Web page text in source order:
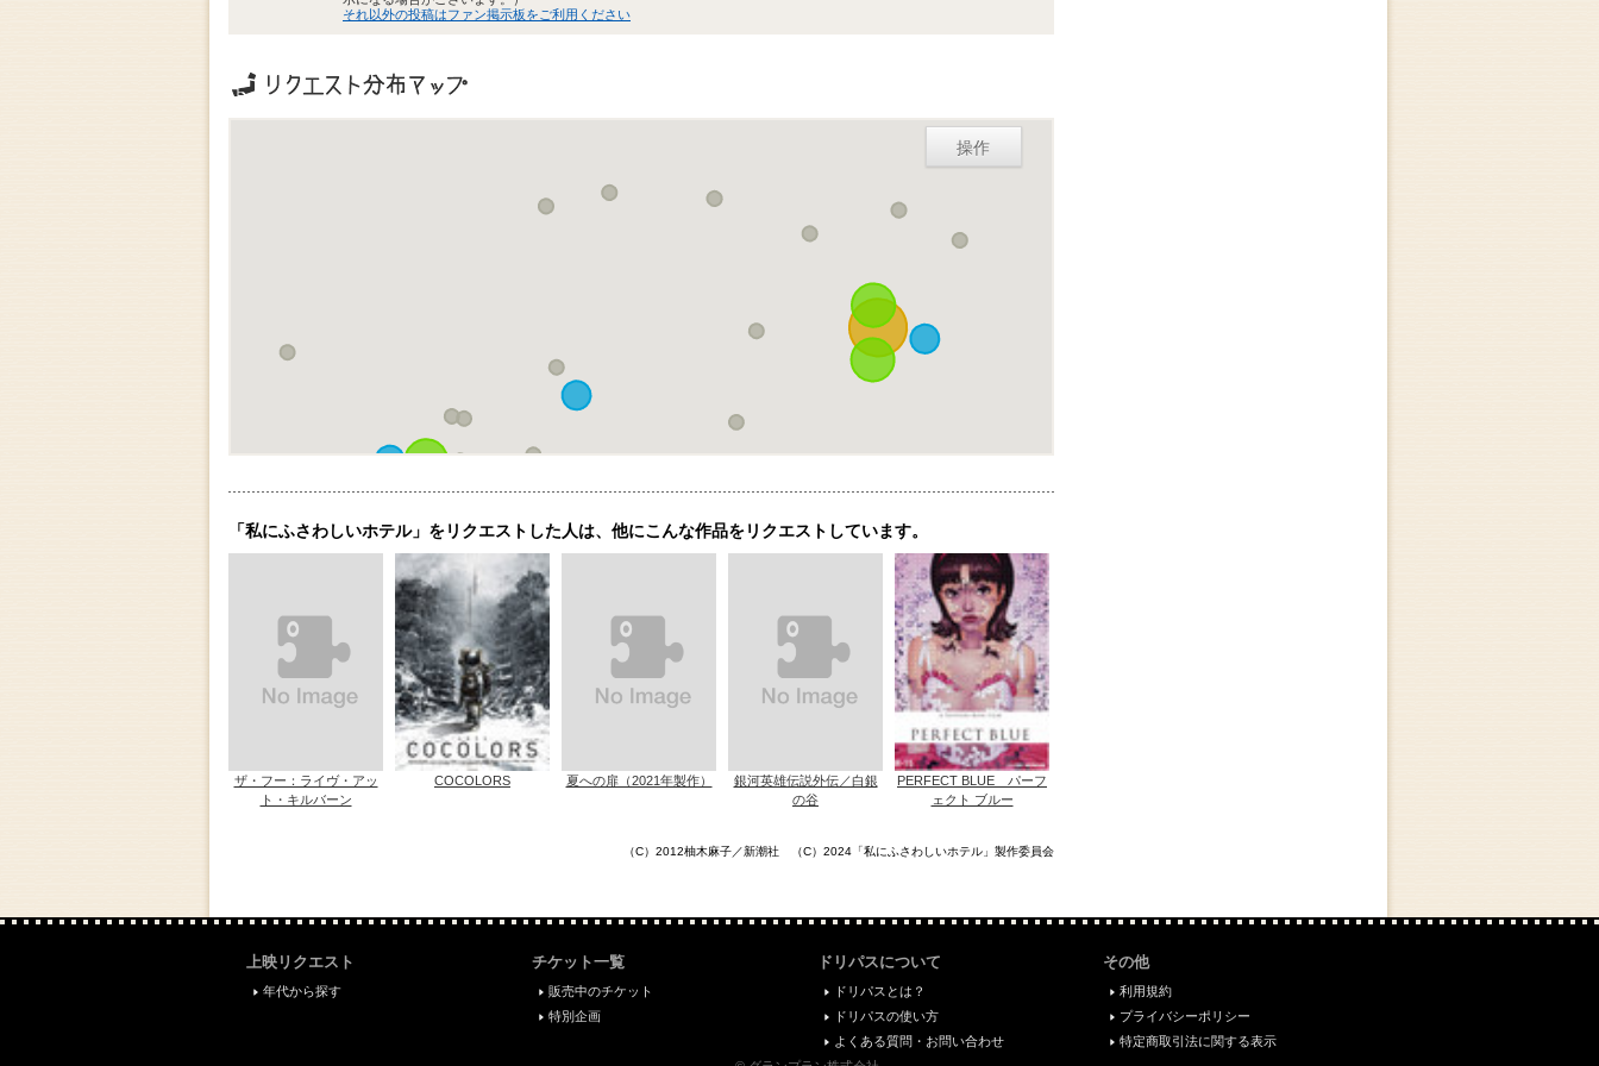
それ以外の投稿はファン掲示板をご利用ください
操作
「私にふさわしいホテル」をリクエストした人は、他にこんな作品をリクエストしています。
ザ・フー：ライヴ・アッ
ト・キルバーン
COCOLORS 夏への扉（2021年製作）
銀河英雄伝説外伝／白銀
の谷
PERFECT BLUE パーフ
ェクト ブルー
（C）2012柚木麻子／新潮社 （C）2024「私にふさわしいホテル」製作委員会
上映リクエスト
年代から探す
チケット一覧
販売中のチケット
特別企画
ドリパスについて
ドリパスとは？
ドリパスの使い方
よくある質問・お問い合わせ
その他
利用規約
プライバシーポリシー
特定商取引法に関する表示